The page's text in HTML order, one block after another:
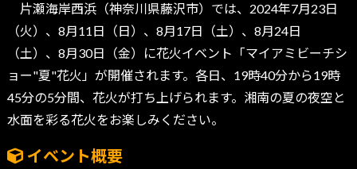
片瀬海岸西浜（神奈川県藤沢市）では、2024年7月23日
（火）、8月11日（日）、8月17日（土）、8月24日
（土）、8月30日（金）に花火イベント「マイアミビーチシ
ョー"夏"花火」が開催されます。各日、19時40分から19時
45分の5分間、花火が打ち上げられます。湘南の夏の夜空と
水面を彩る花火をお楽しみください。
イベント概要